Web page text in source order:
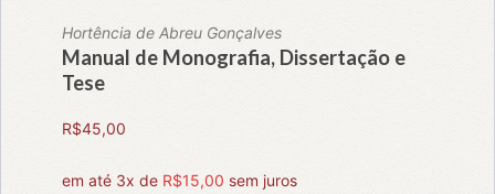
Hortência de Abreu Gonçalves
Manual de Monografia, Dissertação e
Tese
R$45,00
em até 3x de R$15,00 sem juros